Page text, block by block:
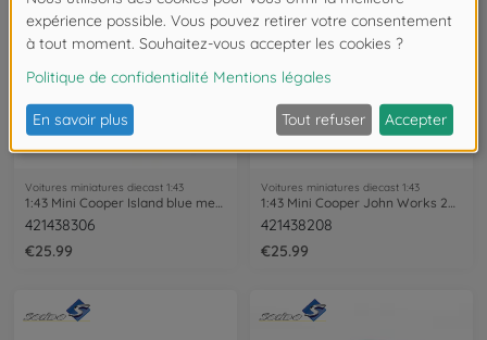
Voitures miniatures diecast 1:43
421438306
€25.99
Voitures miniatures diecast 1:43
421438208
€25.99